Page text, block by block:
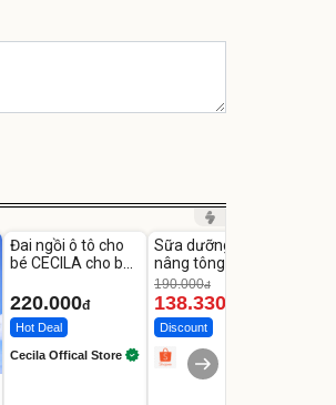
Đai ngồi ô tô cho
bé CECILA cho bé
220.000đ
Hot Deal
Cecila Offical Store
-27%
Unmute
Sữa dưỡng thể
nâng tông tức thì
Vaseline Body
190.000đ
138.330
Discount